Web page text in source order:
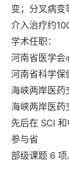
变；分叉病变
介入治疗约
学术任职：
河南省医学会
河南省科学保
海峡两岸医药
海峡两岸医药
先后在 SCI
参与省
部级课题 6 项